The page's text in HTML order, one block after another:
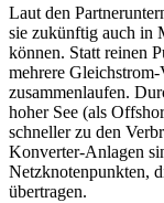
Laut den
sie zukünftig auch in
können. Statt reinen
mehrere
zusammenlaufen.
hoher See (als
schneller zu den
Konverter-Anlagen
Netzknotenpunkten,
übertragen.